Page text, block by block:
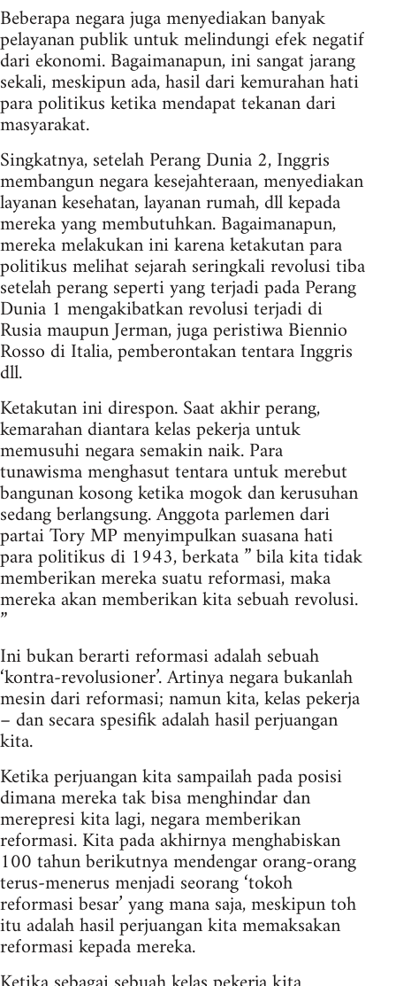
Beberapa negara juga menyediakan banyak
pelayanan publik untuk melindungi efek negatif
dari ekonomi. Bagaimanapun, ini sangat jarang
sekali, meskipun ada, hasil dari kemurahan hati
para politikus ketika mendapat tekanan dari
masyarakat.
Singkatnya, setelah Perang Dunia 2, Inggris
membangun negara kesejahteraan, menyediakan
layanan kesehatan, layanan rumah, dll kepada
mereka yang membutuhkan. Bagaimanapun,
mereka melakukan ini karena ketakutan para
politikus melihat sejarah seringkali revolusi tiba
setelah perang seperti yang terjadi pada Perang
Dunia 1 mengakibatkan revolusi terjadi di
Rusia maupun Jerman, juga peristiwa Biennio
Rosso di Italia, pemberontakan tentara Inggris
dll.
Ketakutan ini direspon. Saat akhir perang,
kemarahan diantara kelas pekerja untuk
memusuhi negara semakin naik. Para
tunawisma menghasut tentara untuk merebut
bangunan kosong ketika mogok dan kerusuhan
sedang berlangsung. Anggota parlemen dari
partai Tory MP menyimpulkan suasana hati
para politikus di 1943, berkata ” bila kita tidak
memberikan mereka suatu reformasi, maka
mereka akan memberikan kita sebuah revolusi.
”
Ini bukan berarti reformasi adalah sebuah
‘kontra-revolusioner’. Artinya negara bukanlah
mesin dari reformasi; namun kita, kelas pekerja
– dan secara spesifik adalah hasil perjuangan
kita.
Ketika perjuangan kita sampailah pada posisi
dimana mereka tak bisa menghindar dan
merepresi kita lagi, negara memberikan
reformasi. Kita pada akhirnya menghabiskan
100 tahun berikutnya mendengar orang-orang
terus-menerus menjadi seorang ‘tokoh
reformasi besar’ yang mana saja, meskipun toh
itu adalah hasil perjuangan kita memaksakan
reformasi kepada mereka.